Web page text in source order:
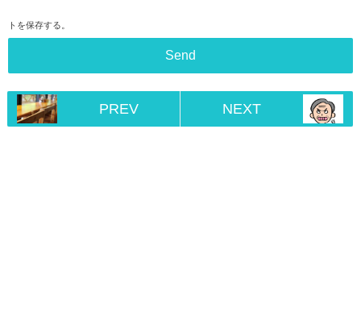
トを保存する。
PREV NEXT